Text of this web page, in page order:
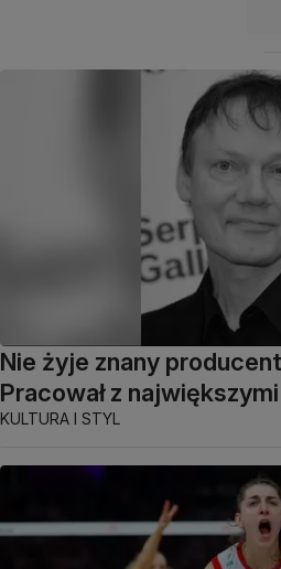
Nie żyje znany
Pracował z
KULTURA I STYL